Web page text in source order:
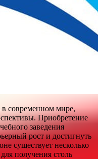
в современном мире,
Приобретение
заведения
рост и достигнуть
существует несколько
получения столь